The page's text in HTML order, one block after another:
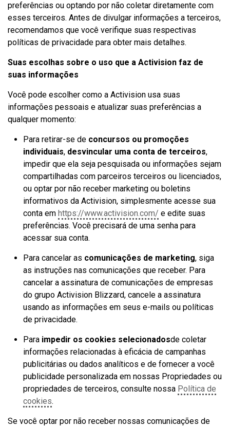
preferências ou optando por não coletar diretamente com
esses terceiros. Antes de divulgar informações a terceiros,
recomendamos que você verifique suas respectivas
políticas de privacidade para obter mais detalhes.
Suas escolhas sobre o uso que a Activision faz de
suas informações
Você pode escolher como a Activision usa suas
informações pessoais e atualizar suas preferências a
qualquer momento:
Para retirar-se de concursos ou promoções
individuais, desvincular uma conta de terceiros,
impedir que ela seja pesquisada ou informações sejam
compartilhadas com parceiros terceiros ou licenciados,
ou optar por não receber marketing ou boletins
informativos da Activision, simplesmente acesse sua
conta em https://www.activision.com/ e edite suas
preferências. Você precisará de uma senha para
acessar sua conta.
Para cancelar as comunicações de marketing, siga
as instruções nas comunicações que receber. Para
cancelar a assinatura de comunicações de empresas
do grupo Activision Blizzard, cancele a assinatura
usando as informações em seus e-mails ou políticas
de privacidade.
Para impedir os cookies selecionadosde coletar
informações relacionadas à eficácia de campanhas
publicitárias ou dados analíticos e de fornecer a você
publicidade personalizada em nossas Propriedades ou
propriedades de terceiros, consulte nossa Política de
cookies.
Se você optar por não receber nossas comunicações de